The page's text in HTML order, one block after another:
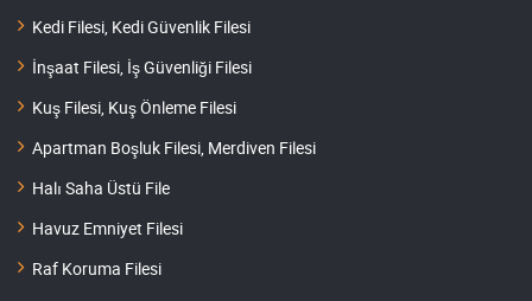
Kedi Filesi, Kedi Güvenlik Filesi
İnşaat Filesi, İş Güvenliği Filesi
Kuş Filesi, Kuş Önleme Filesi
Apartman Boşluk Filesi, Merdiven Filesi
Halı Saha Üstü File
Havuz Emniyet Filesi
Raf Koruma Filesi